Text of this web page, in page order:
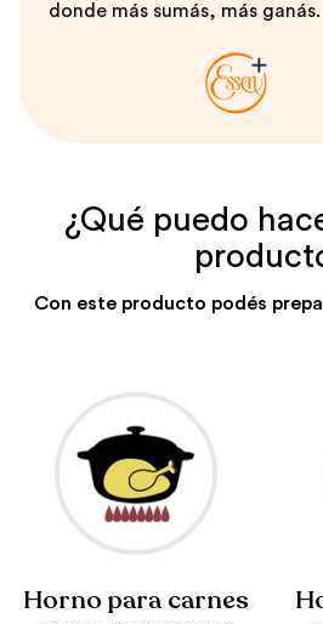
donde más sumás, más ganás.
¿Qué puedo
Con este producto podés
Horno para carnes